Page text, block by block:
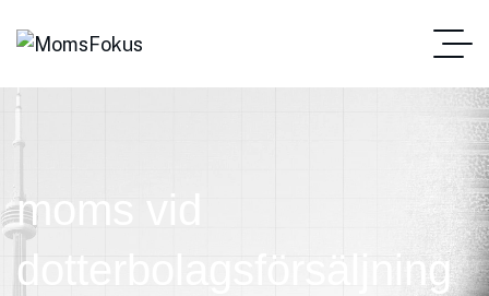
moms vid
dotterbolagsförsäljning